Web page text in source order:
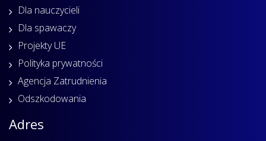
Dla nauczycieli
Dla spawaczy
Projekty UE
Polityka prywatności
Agencja Zatrudnienia
Odszkodowania
Adres